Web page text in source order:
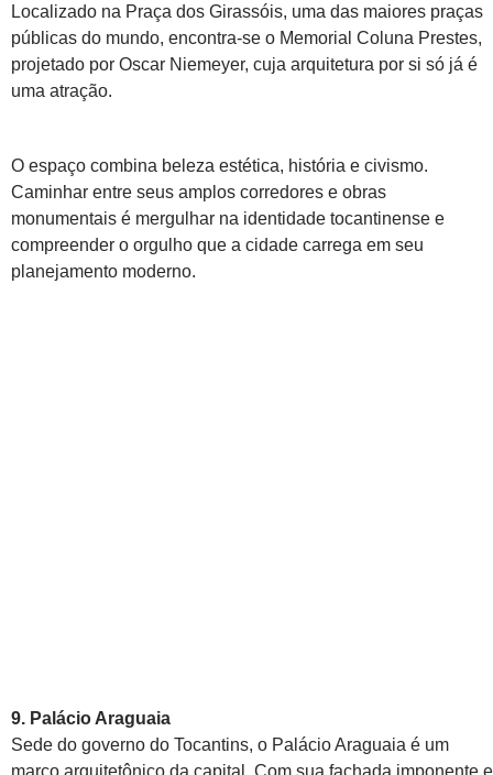
Localizado na Praça dos Girassóis, uma das maiores praças
públicas do mundo, encontra-se o Memorial Coluna Prestes,
projetado por Oscar Niemeyer, cuja arquitetura por si só já é
uma atração.
O espaço combina beleza estética, história e civismo.
Caminhar entre seus amplos corredores e obras
monumentais é mergulhar na identidade tocantinense e
compreender o orgulho que a cidade carrega em seu
planejamento moderno.
9. Palácio Araguaia
Sede do governo do Tocantins, o Palácio Araguaia é um